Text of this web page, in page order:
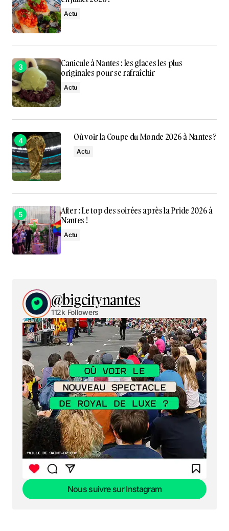
Actu
Canicule à Nantes : les glaces les plus
originales pour se rafraîchir
Actu
Où voir la Coupe du Monde 2026 à Nantes ?
Actu
After : Le top des soirées après la Pride 2026 à
Nantes !
Actu
@bigcitynantes
112k Followers
Nous suivre sur Instagram